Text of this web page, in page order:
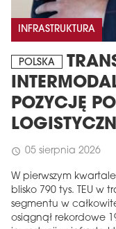
INFRASTRUKTURA
POLSKA
POZYCJĘ
schedule 05 sierpnia 2026
W pierwszym
blisko 790 tys. TEU w
segmentu w
osiągnął rekordowe